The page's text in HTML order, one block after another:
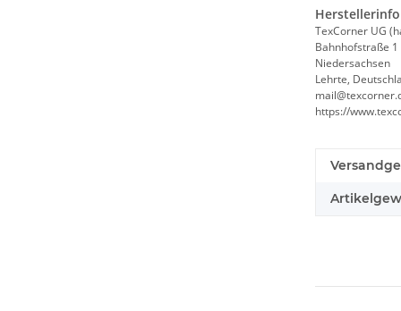
TexCorner UG
Bahnhofstraße 1
Niedersachsen
Lehrte,
https://